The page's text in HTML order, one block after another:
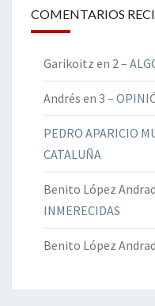
COMENTARIOS
Garikoitz en 2 –
Andrés en 3 –
PEDRO APARICIO
CATALUÑA
Benito López
INMERECIDAS
Benito López